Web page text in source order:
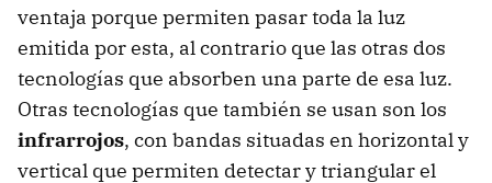
ventaja porque permiten pasar toda la luz
emitida por esta, al contrario que las otras dos
tecnologías que absorben una parte de esa luz.
Otras tecnologías que también se usan son los
infrarrojos, con bandas situadas en horizontal y
vertical que permiten detectar y triangular el